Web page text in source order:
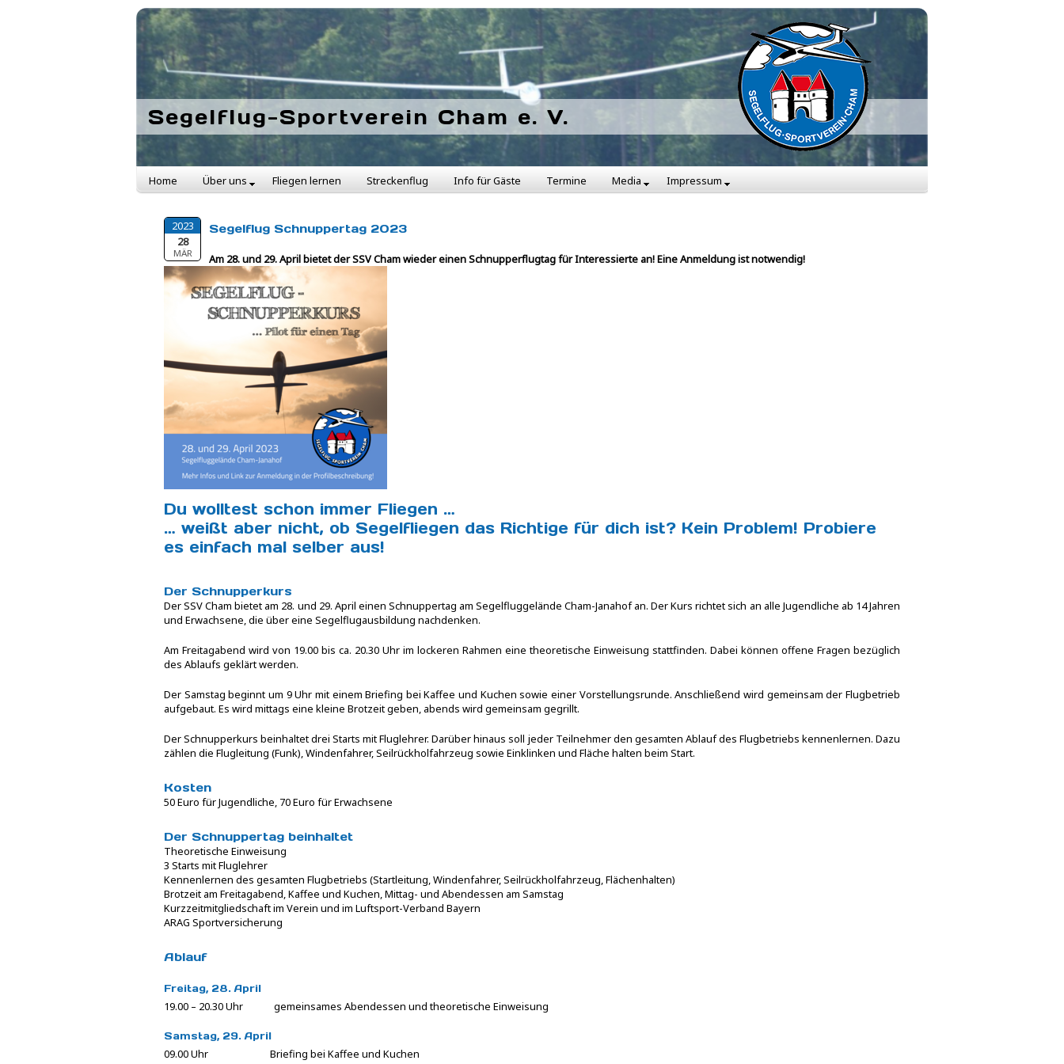
Segelflug-Sportverein Cham e. V.
Home Über uns Fliegen lernen Streckenflug Info für Gäste Termine Media Impressum
2023
28
MÄR
Segelflug Schnuppertag 2023
Am 28. und 29. April bietet der SSV Cham wieder einen Schnupperflugtag für Interessierte an! Eine Anmeldung ist notwendig!
Du wolltest schon immer Fliegen …
… weißt aber nicht, ob Segelfliegen das Richtige für dich ist? Kein Problem! Probiere
es einfach mal selber aus!
Der Schnupperkurs
Der SSV Cham bietet am 28. und 29. April einen Schnuppertag am Segelfluggelände Cham-Janahof an. Der Kurs richtet sich an alle Jugendliche ab 14 Jahren
und Erwachsene, die über eine Segelflugausbildung nachdenken.
Am Freitagabend wird von 19.00 bis ca. 20.30 Uhr im lockeren Rahmen eine theoretische Einweisung stattfinden. Dabei können offene Fragen bezüglich
des Ablaufs geklärt werden.
Der Samstag beginnt um 9 Uhr mit einem Briefing bei Kaffee und Kuchen sowie einer Vorstellungsrunde. Anschließend wird gemeinsam der Flugbetrieb
aufgebaut. Es wird mittags eine kleine Brotzeit geben, abends wird gemeinsam gegrillt.
Der Schnupperkurs beinhaltet drei Starts mit Fluglehrer. Darüber hinaus soll jeder Teilnehmer den gesamten Ablauf des Flugbetriebs kennenlernen. Dazu
zählen die Flugleitung (Funk), Windenfahrer, Seilrückholfahrzeug sowie Einklinken und Fläche halten beim Start.
Kosten
50 Euro für Jugendliche, 70 Euro für Erwachsene
Der Schnuppertag beinhaltet
Theoretische Einweisung
3 Starts mit Fluglehrer
Kennenlernen des gesamten Flugbetriebs (Startleitung, Windenfahrer, Seilrückholfahrzeug, Flächenhalten)
Brotzeit am Freitagabend, Kaffee und Kuchen, Mittag- und Abendessen am Samstag
Kurzzeitmitgliedschaft im Verein und im Luftsport-Verband Bayern
ARAG Sportversicherung
Ablauf
Freitag, 28. April
19.00 – 20.30 Uhr gemeinsames Abendessen und theoretische Einweisung
Samstag, 29. April
09.00 Uhr Briefing bei Kaffee und Kuchen